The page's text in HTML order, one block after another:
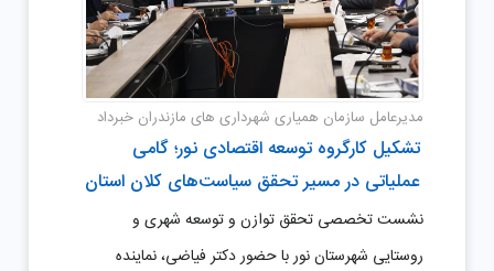
مدیرعامل سازمان همیاری شهرداری های مازندران خبرداد
تشکیل کارگروه توسعه اقتصادی نور؛ گامی
عملیاتی در مسیر تحقق سیاست‌های کلان استان
نشست تخصصی تحقق توازن و توسعه شهری و
روستایی شهرستان نور با حضور دکتر فیاضی، نماینده